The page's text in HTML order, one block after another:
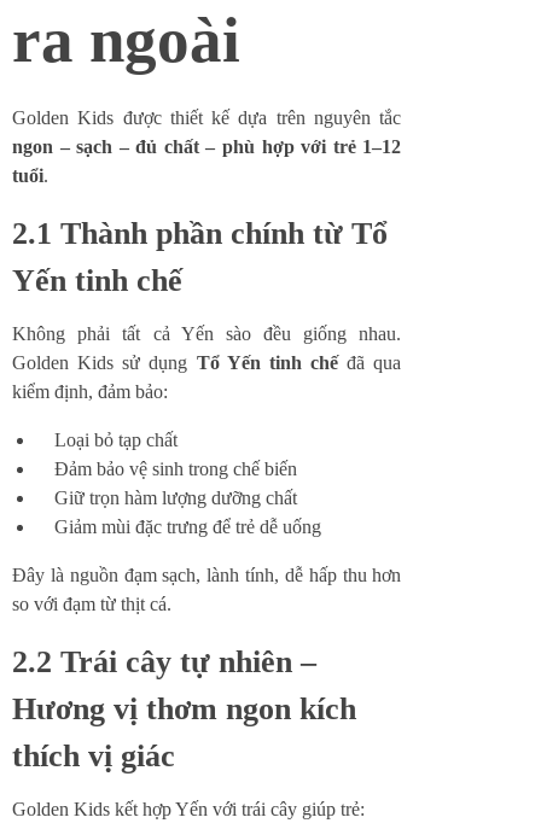
ra ngoài
Golden Kids được thiết kế dựa trên nguyên tắc
ngon – sạch – đủ chất – phù hợp với trẻ 1–12
tuổi.
2.1 Thành phần chính từ Tổ
Yến tinh chế
Không phải tất cả Yến sào đều giống nhau.
Golden Kids sử dụng Tổ Yến tinh chếđã qua
kiểm định, đảm bảo:
Loại bỏ tạp chất
Đảm bảo vệ sinh trong chế biến
Giữ trọn hàm lượng dưỡng chất
Giảm mùi đặc trưng để trẻ dễ uống
Đây là nguồn đạm sạch, lành tính, dễ hấp thu hơn
so với đạm từ thịt cá.
2.2 Trái cây tự nhiên –
Hương vị thơm ngon kích
thích vị giác
Golden Kids kết hợp Yến với trái cây giúp trẻ: